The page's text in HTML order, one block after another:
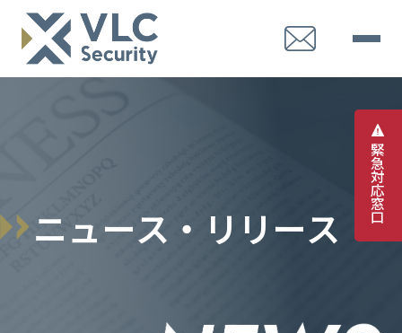
緊
急
対
応
窓
口
ニュース ・ リ リ ース